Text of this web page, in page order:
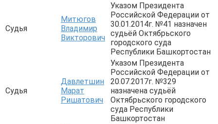
Судья
Митюгов
Владимир
Викторович
Указом Президента
Российской Федерации от
30.01.2014г. №41 назначен
судьёй Октябрьского
городского суда
Республики Башкортостан
Судья
Давлетшин
Марат
Ришатович
Указом Президента
Российской Федерации от
20.07.2017г. №329
назначена судьёй
Октябрьского городского
суда Республики
Башкортостан